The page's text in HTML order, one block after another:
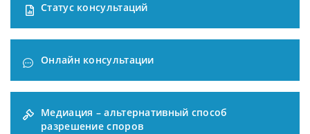
Статус консультаций
Онлайн консультации
Медиация – альтернативный способ
разрешение споров